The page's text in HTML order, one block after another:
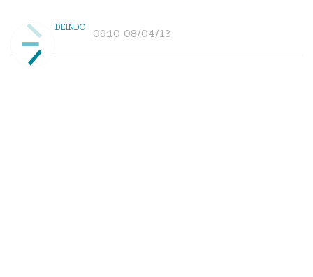
DEINDO 09:10 08/04/13